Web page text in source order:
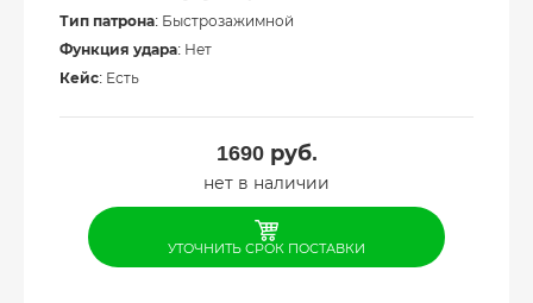
Тип патрона: Быстрозажимной
Функция удара: Нет
Кейс: Есть
1690руб.
нет в наличии
УТОЧНИТЬ СРОК ПОСТАВКИ